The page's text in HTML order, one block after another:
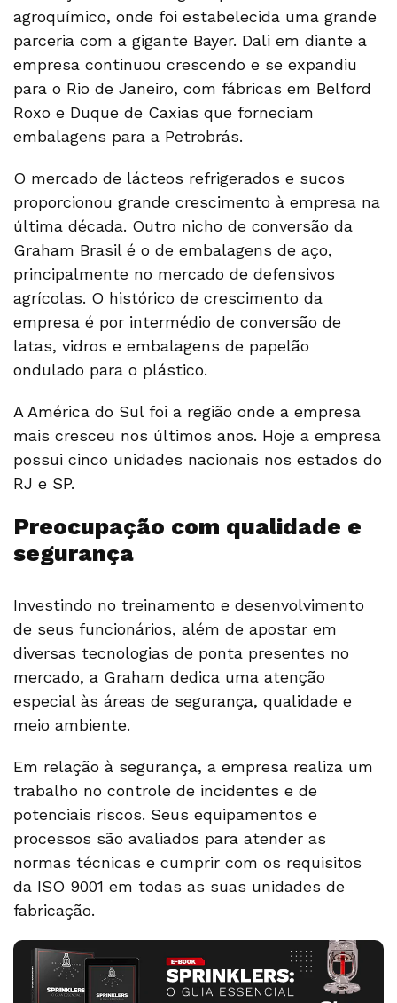
agroquímico, onde foi estabelecida uma grande
parceria com a gigante Bayer. Dali em diante a
empresa continuou crescendo e se expandiu
para o Rio de Janeiro, com fábricas em Belford
Roxo e Duque de Caxias que forneciam
embalagens para a Petrobrás.
O mercado de lácteos refrigerados e sucos
proporcionou grande crescimento à empresa na
última década. Outro nicho de conversão da
Graham Brasil é o de embalagens de aço,
principalmente no mercado de defensivos
agrícolas. O histórico de crescimento da
empresa é por intermédio de conversão de
latas, vidros e embalagens de papelão
ondulado para o plástico.
A América do Sul foi a região onde a empresa
mais cresceu nos últimos anos. Hoje a empresa
possui cinco unidades nacionais nos estados do
RJ e SP.
Preocupação com qualidade e
segurança
Investindo no treinamento e desenvolvimento
de seus funcionários, além de apostar em
diversas tecnologias de ponta presentes no
mercado, a Graham dedica uma atenção
especial às áreas de segurança, qualidade e
meio ambiente.
Em relação à segurança, a empresa realiza um
trabalho no controle de incidentes e de
potenciais riscos. Seus equipamentos e
processos são avaliados para atender as
normas técnicas e cumprir com os requisitos
da ISO 9001 em todas as suas unidades de
fabricação.